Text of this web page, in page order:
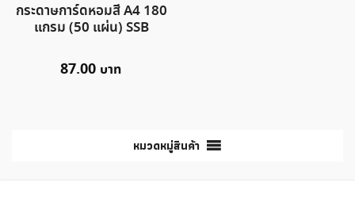
กระดาษการ์ดหอมสี A4 180
แกรม (50 แผ่น) SSB
87.00
หมวดหมู่สินค้า